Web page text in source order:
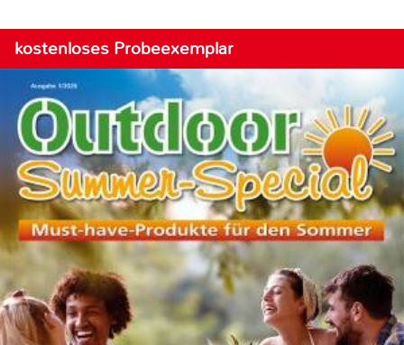
kostenloses Probeexemplar